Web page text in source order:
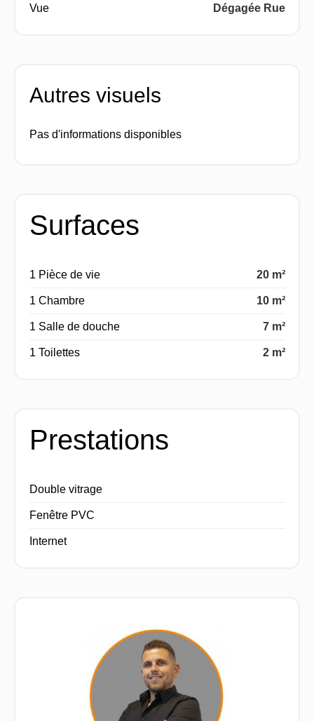
Vue Dégagée Rue
Autres visuels
Pas d'informations disponibles
Surfaces
1 Pièce de vie 20 m²
1 Chambre 10 m²
1 Salle de douche 7 m²
1 Toilettes 2 m²
Prestations
Double vitrage
Fenêtre PVC
Internet